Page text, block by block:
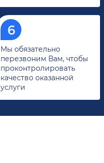
Мы обязательно
перезвоним Вам, чтобы
проконтролировать
качество оказанной
услуги